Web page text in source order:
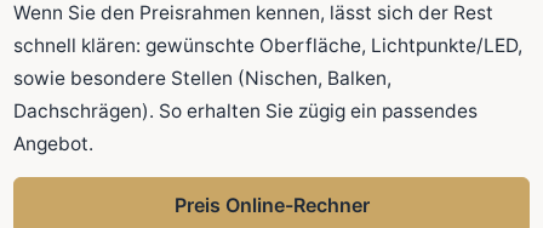
Wenn Sie den Preisrahmen kennen, lässt sich der Rest
schnell klären: gewünschte Oberfläche, Lichtpunkte/LED,
sowie besondere Stellen (Nischen, Balken,
Dachschrägen). So erhalten Sie zügig ein passendes
Angebot.
Preis Online-Rechner